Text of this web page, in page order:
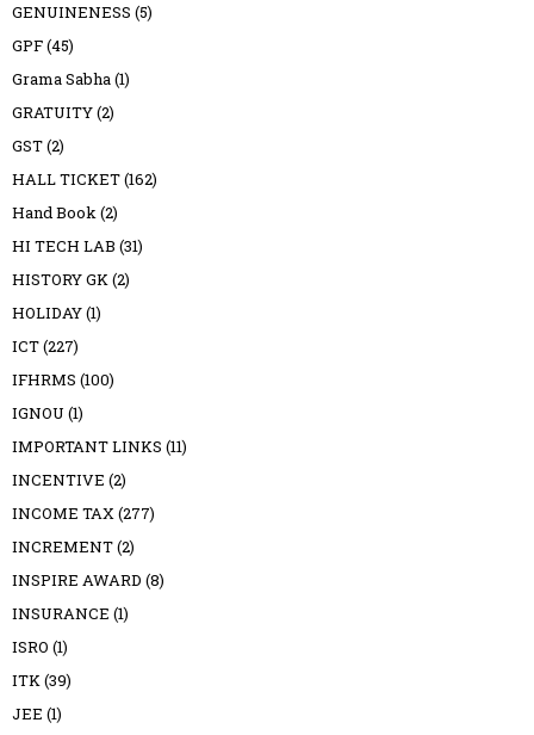
GENUINENESS (5)
GPF(45)
Grama Sabha(1)
GRATUITY(2)
GST(2)
HALL TICKET(162)
Hand Book(2)
HI TECH LAB (31)
HISTORY GK(2)
HOLIDAY(1)
ICT(227)
IFHRMS (100)
IGNOU (1)
IMPORTANT LINKS (11)
INCENTIVE (2)
INCOME TAX(277)
INCREMENT(2)
INSPIRE AWARD (8)
INSURANCE (1)
ISRO (1)
ITK(39)
JEE (1)